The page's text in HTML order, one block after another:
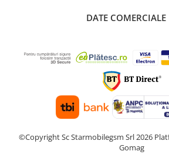
DATE COMERCIALE
©Copyright Sc Starmobilegsm Srl 2026
Gomag